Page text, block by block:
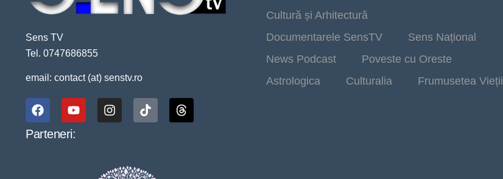
Sens TV
Tel. 0747686855
email: contact (at) senstv.ro
Parteneri:
Cultură și Arhitectură
Documentarele SensTV
Sens Național
News Podcast
Poveste cu Oreste
Astrologica
Culturalia Frumusetea Vieții